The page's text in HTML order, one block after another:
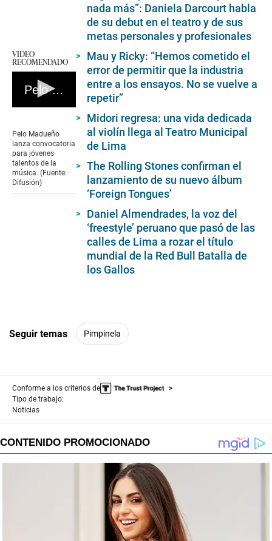
VIDEO
RECOMENDADO
Pelo Madueño lanza convocatoria para jóvenes talentos de la música. (Fuente: Difusión)
of
1
minute,
38
seconds
Pelo Madueño
lanza convocatoria
para jóvenes
talentos de la
música. (Fuente:
Difusión)
nada más”: Daniela Darcourt habla
de su debut en el teatro y de sus
metas personales y profesionales
Mau y Ricky: “Hemos cometido el
error de permitir que la industria
entre a los ensayos. No se vuelve a
repetir”
Midori regresa: una vida dedicada
al violín llega al Teatro Municipal
de Lima
The Rolling Stones confirman el
lanzamiento de su nuevo álbum
‘Foreign Tongues’
Daniel Almendrades, la voz del
‘freestyle’ peruano que pasó de las
calles de Lima a rozar el título
mundial de la Red Bull Batalla de
los Gallos
Seguir temas Pimpinela
Conforme a los criterios de
Tipo de trabajo:
Noticias